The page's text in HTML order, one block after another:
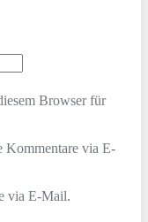
Browser für
Kommentare via E-
via E-Mail.